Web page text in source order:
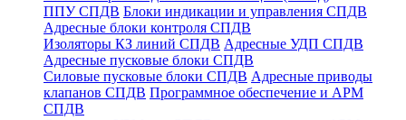
ППУ СПДВ Блоки индикации и управления СПДВ
Адресные блоки контроля СПДВ
Изоляторы КЗ линий СПДВ Адресные УДП СПДВ
Адресные пусковые блоки СПДВ
Силовые пусковые блоки СПДВ Адресные приводы
клапанов СПДВ Программное обеспечение и АРМ
СПДВ